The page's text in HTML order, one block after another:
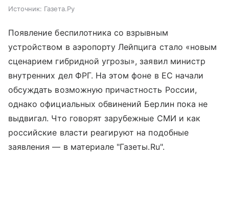
Источник: Газета.Ру
Появление беспилотника со взрывным
устройством в аэропорту Лейпцига стало «новым
сценарием гибридной угрозы», заявил министр
внутренних дел ФРГ. На этом фоне в ЕС начали
обсуждать возможную причастность России,
однако официальных обвинений Берлин пока не
выдвигал. Что говорят зарубежные СМИ и как
российские власти реагируют на подобные
заявления — в материале "Газеты.Ru".